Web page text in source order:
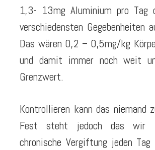
1,3- 13mg Aluminium pro Tag
verschiedensten Gegebenheiten
Das wären 0,2 – 0,5mg/kg
und damit immer noch weit
Grenzwert.
Kontrollieren kann das niemand
Fest steht jedoch das wir
chronische Vergiftung jeden